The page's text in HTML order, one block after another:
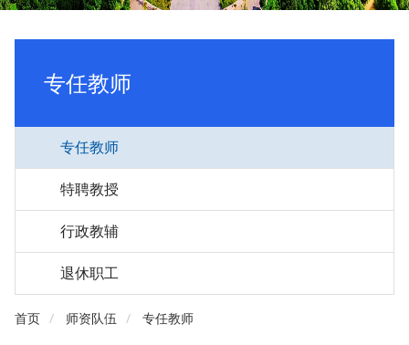
专任教师
专任教师
特聘教授
行政教辅
退休职工
首页 师资队伍 专任教师